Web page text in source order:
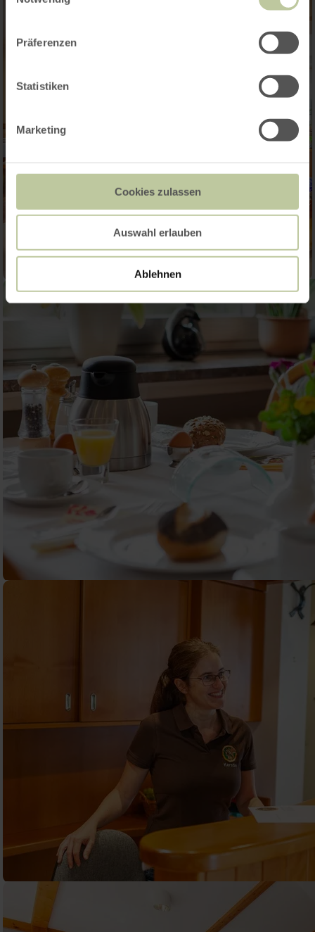
Präferenzen
Statistiken
Marketing
Cookies zulassen
Auswahl erlauben
Ablehnen